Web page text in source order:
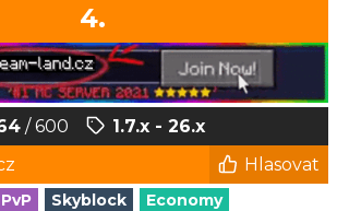
4.
/ 600
1.7.x - 26.x
Hlasovat
PvP Skyblock Economy